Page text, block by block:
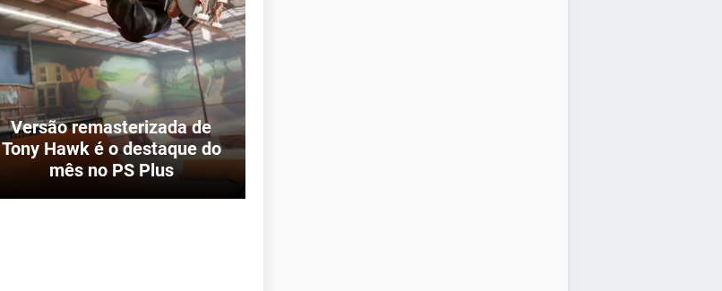
Versão remasterizada de
Tony Hawk é o destaque do
mês no PS Plus